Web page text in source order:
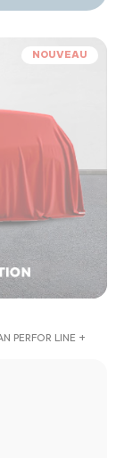
NOUVEAU
PERFOR LINE +